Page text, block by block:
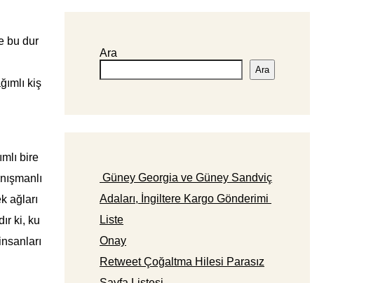
bu dur
kiş
bire
ağları
ki, ku
Ara
Ara
Güney Georgia ve Güney Sandviç
Adaları, İngiltere Kargo Gönderimi
Liste
Onay
Retweet Çoğaltma Hilesi Parasız